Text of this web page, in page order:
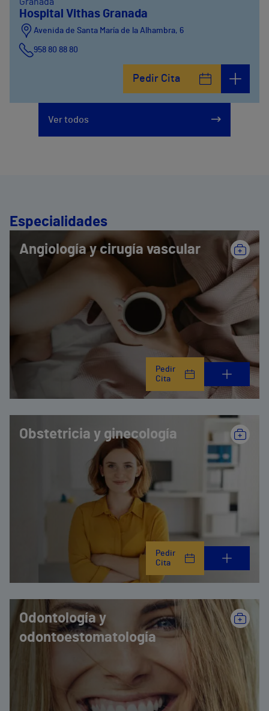
Hospital Vithas Granada
Avenida de Santa María de la Alhambra, 6
958 80 88 80
Pedir Cita
Ver todos
Especialidades
Angiología y cirugía vascular
Pedir
Cita
Obstetricia y ginecología
Pedir
Cita
Odontología y
odontoestomatología